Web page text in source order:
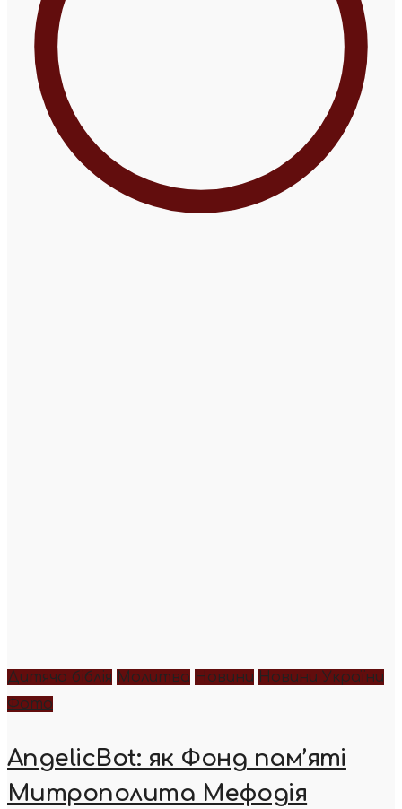
Дитяча біблія Молитва Новини Новини України
Фото
AngelicBot: як Фонд пам’яті
Митрополита Мефодія